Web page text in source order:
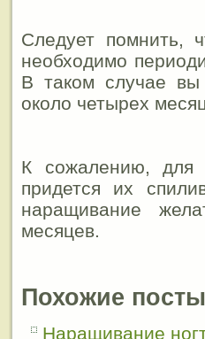
Следует помнить,
необходимо
В таком случае
около четырех
К сожалению, для
придется их
наращивание
месяцев.
Похожие
Наращивание